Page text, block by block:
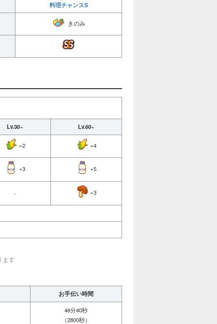
料理チャンスS
きのみ
Lv.30~ Lv.60~
×2 ×4
×3 ×5
- ×3
ます
お手伝い時間
46分40秒
（2800秒）